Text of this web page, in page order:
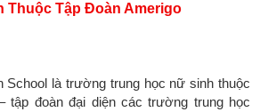
Thuộc Tập Đoàn Amerigo
School là trường trung học nữ sinh thuộc
tập đoàn đại diện các trường trung học